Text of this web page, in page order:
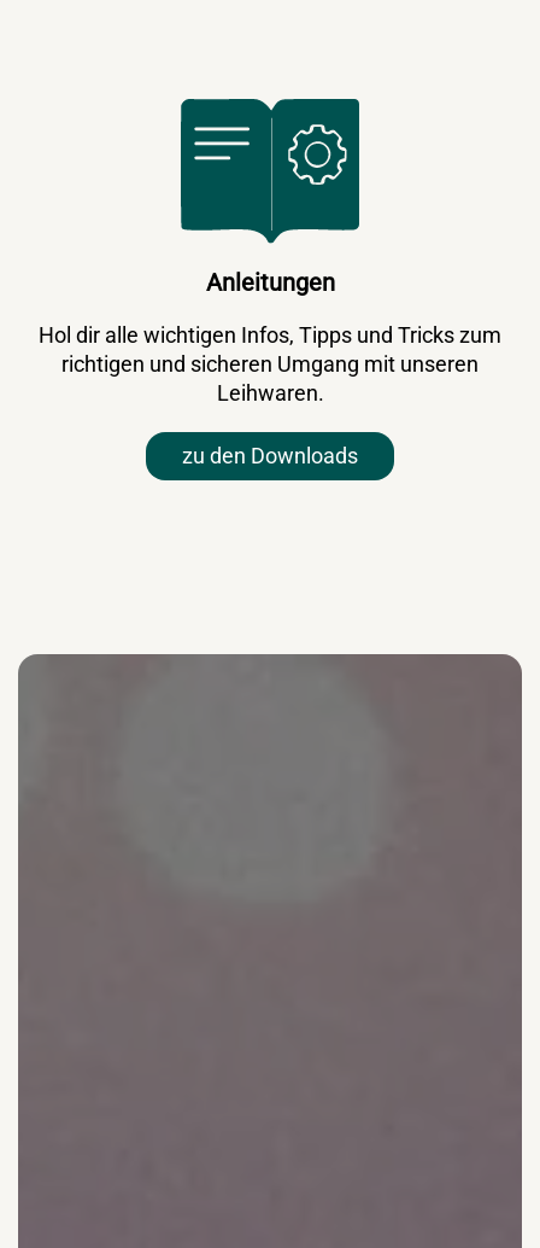
Anleitungen
Hol dir alle wichtigen Infos, Tipps und Tricks zum
richtigen und sicheren Umgang mit unseren
Leihwaren.
zu den Downloads